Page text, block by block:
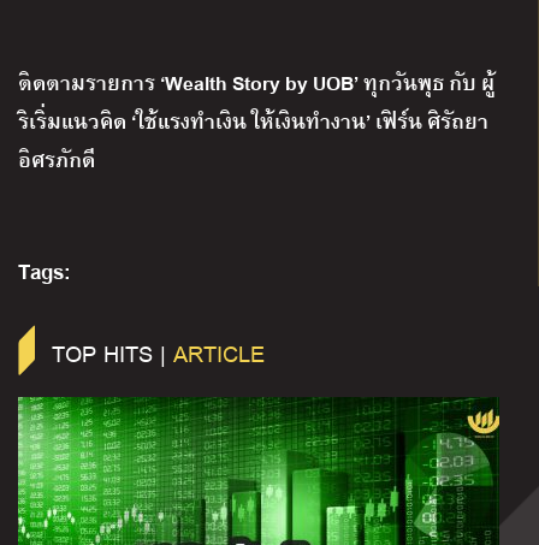
ติดตามรายการ‘Wealth Story by UOB’ทุกวันพุธ กับ ผู้
ริเริ่มแนวคิด ‘ใช้แรงทำเงิน ให้เงินทำงาน’เฟิร์น ศิรัถยา
อิศรภักดี
Tags:
TOP HITS | ARTICLE